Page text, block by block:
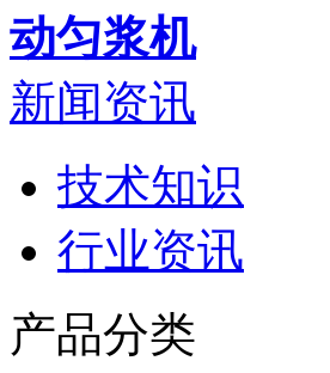
动匀浆机
新闻资讯
技术知识
行业资讯
产品分类